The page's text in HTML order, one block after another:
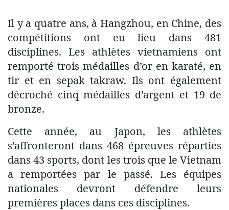
Il y a quatre ans, à Hangzhou, en Chine, des
compétitions ont eu lieu dans 481
disciplines. Les athlètes vietnamiens ont
remporté trois médailles d’or en karaté, en
tir et en sepak takraw. Ils ont également
décroché cinq médailles d’argent et 19 de
bronze.
Cette année, au Japon, les athlètes
s’affronteront dans 468 épreuves réparties
dans 43 sports, dont les trois que le Vietnam
a remportées par le passé. Les équipes
nationales devront défendre leurs
premières places dans ces disciplines.